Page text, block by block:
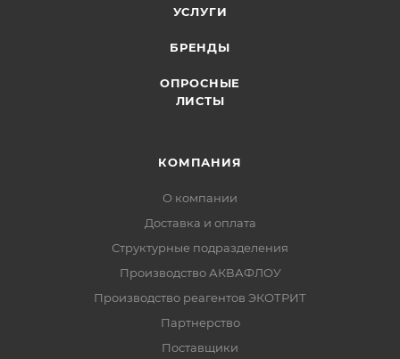
УСЛУГИ
БРЕНДЫ
ОПРОСНЫЕ
ЛИСТЫ
КОМПАНИЯ
О компании
Доставка и оплата
Структурные подразделения
Производство АКВАФЛОУ
Производство реагентов ЭКОТРИТ
Партнерство
Поставщики